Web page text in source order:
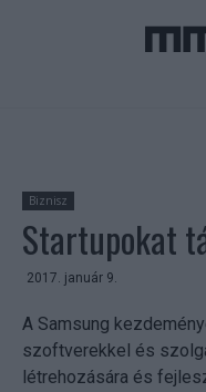
Biznisz
Startupokat
2017. január 9.
A Samsung
szoftverekkel és
létrehozására és